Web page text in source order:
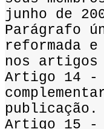
junho de
Parágrafo
reformada
nos artigos
Artigo 14 -
publicação.
Artigo 15 -